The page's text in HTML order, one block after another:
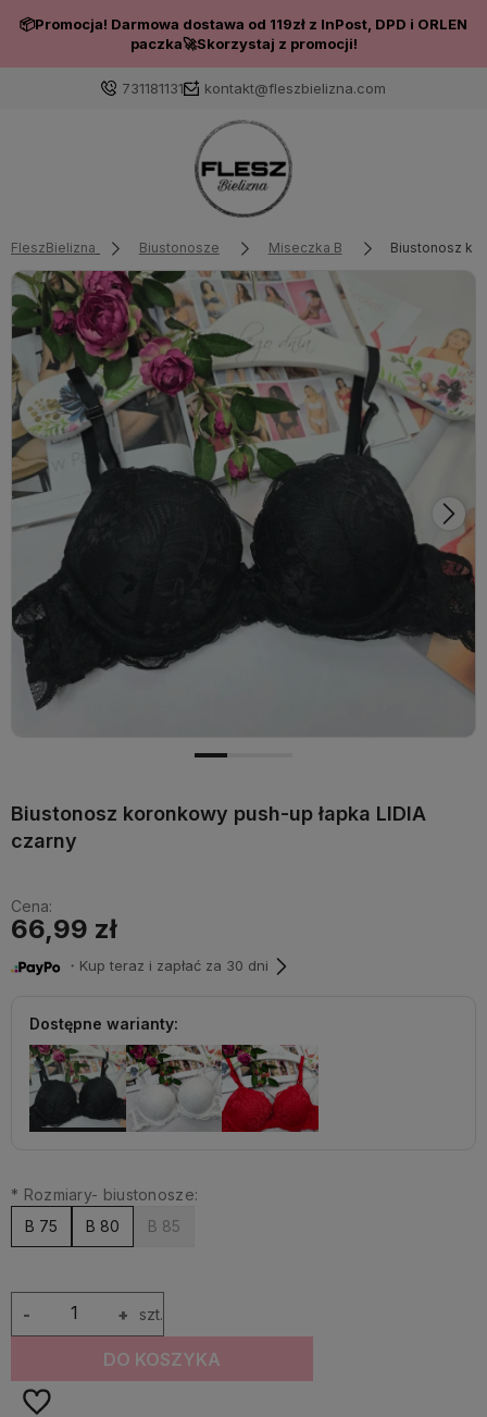
📦Promocja! Darmowa dostawa od 119zł z InPost, DPD i ORLEN
paczka🚀Skorzystaj z promocji!
731181131 kontakt@fleszbielizna.com
Zaloguj się
Wybierz coś dla siebie z naszej aktualnej oferty lub
zaloguj się, aby przywrócić dodane produkty do listy
z poprzedniej sesji.
FleszBielizna Biustonosze Miseczka B Biustonosz
Biustonosz koronkowy push-up łapka LIDIA
czarny
Cena:
66,99 zł
・Kup teraz i zapłać za 30 dni
Dostępne warianty:
* Rozmiary- biustonosze:
B 75
B 80 B 85
+
- szt.
DO KOSZYKA